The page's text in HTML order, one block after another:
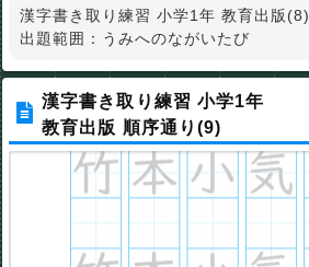
漢字書き取り練習 小学1年 教育出版(8)
出題範囲：うみへのながいたび
漢字書き取り練習 小学1年
教育出版 順序通り(9)